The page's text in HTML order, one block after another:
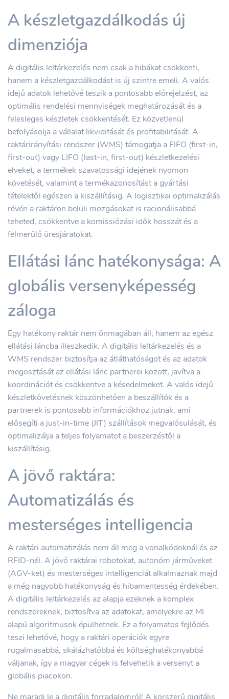
A készletgazdálkodás új
dimenziója
A digitális leltárkezelés nem csak a hibákat csökkenti,
hanem a készletgazdálkodást is új szintre emeli. A valós
idejű adatok lehetővé teszik a pontosabb előrejelzést, az
optimális rendelési mennyiségek meghatározását és a
felesleges készletek csökkentését. Ez közvetlenül
befolyásolja a vállalat likviditását és profitabilitását. A
raktárirányítási rendszer (WMS) támogatja a FIFO (first-in,
first-out) vagy LIFO (last-in, first-out) készletkezelési
elveket, a termékek szavatossági idejének nyomon
követését, valamint a termékazonosítást a gyártási
tételektől egészen a kiszállításig. A logisztikai optimalizálás
révén a raktáron belüli mozgásokat is racionálisabbá
teheted, csökkentve a komissiózási idők hosszát és a
felmerülő üresjáratokat.
Ellátási lánc hatékonysága: A
globális versenyképesség
záloga
Egy hatékony raktár nem önmagában áll, hanem az egész
ellátási láncba illeszkedik. A digitális leltárkezelés és a
WMS rendszer biztosítja az átláthatóságot és az adatok
megosztását az ellátási lánc partnerei között, javítva a
koordinációt és csökkentve a késedelmeket. A valós idejű
készletkövetésnek köszönhetően a beszállítók és a
partnerek is pontosabb információkhoz jutnak, ami
elősegíti a just-in-time (JIT) szállítások megvalósulását, és
optimalizálja a teljes folyamatot a beszerzéstől a
kiszállításig.
A jövő raktára:
Automatizálás és
mesterséges intelligencia
A raktári automatizálás nem áll meg a vonalkódoknál és az
RFID-nél. A jövő raktárai robotokat, autonóm járműveket
(AGV-ket) és mesterséges intelligenciát alkalmaznak majd
a még nagyobb hatékonyság és hibamentesség érdekében.
A digitális leltárkezelés az alapja ezeknek a komplex
rendszereknek, biztosítva az adatokat, amelyekre az MI
alapú algoritmusok épülhetnek. Ez a folyamatos fejlődés
teszi lehetővé, hogy a raktári operációk egyre
rugalmasabbá, skálázhatóbbá és költséghatékonyabbá
váljanak, így a magyar cégek is felvehetik a versenyt a
globális piacokon.